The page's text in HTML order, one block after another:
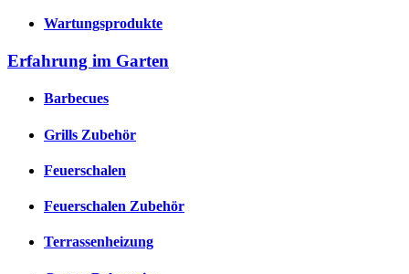
Wartungsprodukte
Erfahrung im Garten
Barbecues
Grills Zubehör
Feuerschalen
Feuerschalen Zubehör
Terrassenheizung